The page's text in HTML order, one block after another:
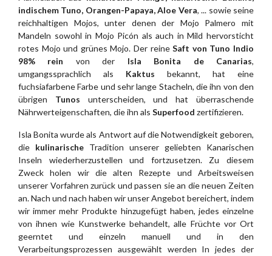
indischem Tuno, Orangen-Papaya, Aloe Vera, ... sowie seine
reichhaltigen Mojos, unter denen der Mojo Palmero mit
Mandeln sowohl in Mojo Picón als auch in Mild hervorsticht
rotes Mojo und grünes Mojo. Der reineSaft von Tuno Indio
98% rein von der Isla Bonita de Canarias,
umgangssprachlich als Kaktus bekannt, hat eine
fuchsiafarbene Farbe und sehr lange Stacheln, die ihn von den
übrigen Tunos unterscheiden, und hat überraschende
Nährwerteigenschaften, die ihn als Superfood zertifizieren.
Isla Bonita wurde als Antwort auf die Notwendigkeit geboren,
die kulinarische Tradition unserer geliebten Kanarischen
Inseln wiederherzustellen und fortzusetzen. Zu diesem
Zweck holen wir die alten Rezepte und Arbeitsweisen
unserer Vorfahren zurück und passen sie an die neuen Zeiten
an. Nach und nach haben wir unser Angebot bereichert, indem
wir immer mehr Produkte hinzugefügt haben, jedes einzelne
von ihnen wie Kunstwerke behandelt, alle Früchte vor Ort
geerntet und einzeln manuell und in den
Verarbeitungsprozessen ausgewählt werden In jedes der